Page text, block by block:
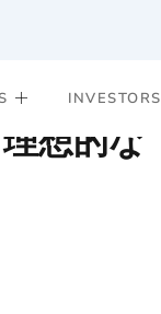
INVESTORS
想的な